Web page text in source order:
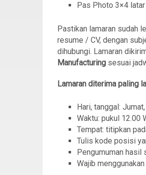
Pas Photo 3×4
Pastikan lamaran sudah
resume / CV, dengan
dihubungi. Lamaran
Manufacturing sesuai
Lamaran diterima paling
Hari, tanggal:
Waktu: pukul 12.00
Tempat: titipkan
Tulis kode posisi
Pengumuman
Wajib